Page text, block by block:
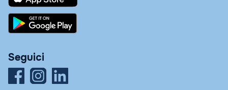
Seguici